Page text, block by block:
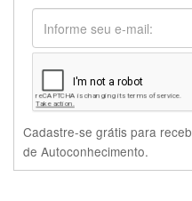
Cadastre-se grátis para
de Autoconhecimento.